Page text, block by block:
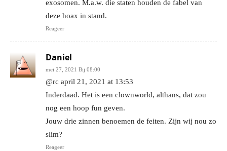
exosomen. M.a.w. die staten houden de fabel van
deze hoax in stand.
Reageer
Daniel
mei 27, 2021 Bij 08:00
@rc april 21, 2021 at 13:53
Inderdaad. Het is een clownworld, althans, dat zou
nog een hoop fun geven.
Jouw drie zinnen benoemen de feiten. Zijn wij nou zo
slim?
Reageer